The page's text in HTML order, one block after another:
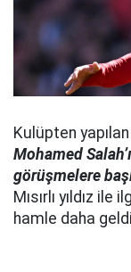
Kulüpten
Mohamed
görüşmelere
Mısırlı yıldız
hamle daha